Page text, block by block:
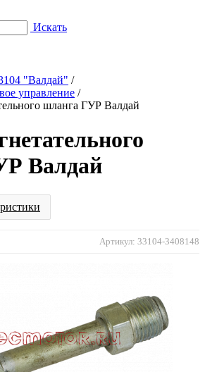
Искать
"Валдай" /
управление /
шланга ГУР Валдай
Валдай
Артикул: 33104-3408148